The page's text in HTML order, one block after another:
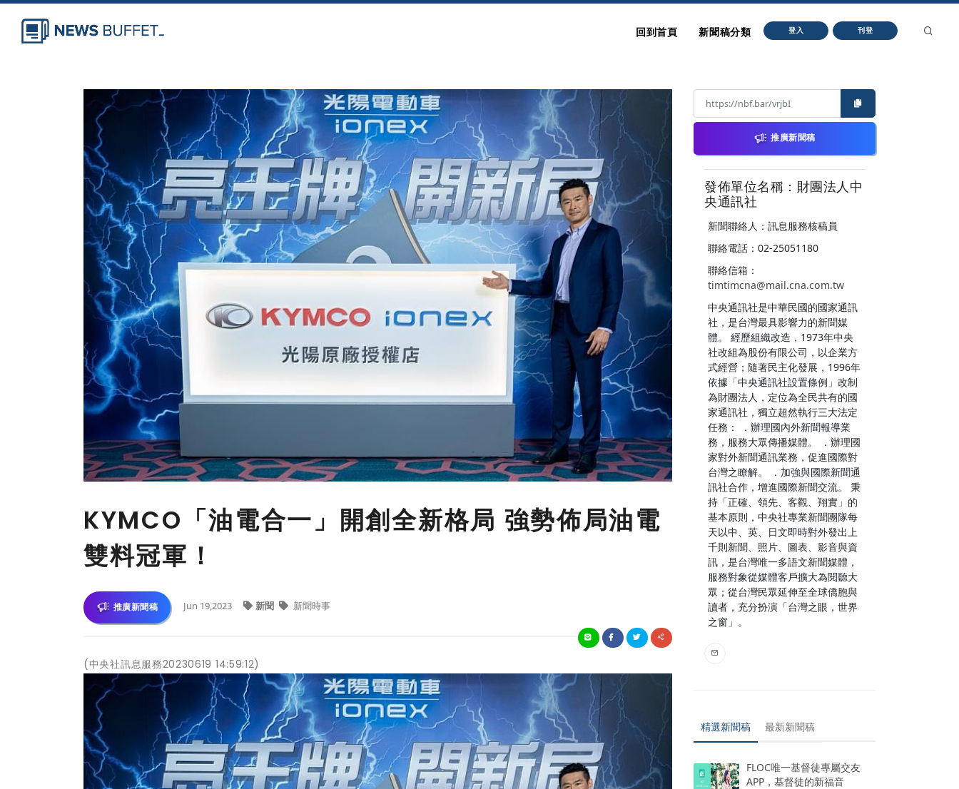
回到首頁 新聞稿分類 登入 刊登
KYMCO「油電合一」開創全新格局 強勢佈局油電
雙料冠軍！
推廣新聞稿 Jun 19,2023 新聞 新聞時事
(中央社訊息服務20230619 14:59:12)
推廣新聞稿
發佈單位名稱：財團法人中
央通訊社
新聞聯絡人：訊息服務核稿員
聯絡電話：02-25051180
聯絡信箱：
timtimcna@mail.cna.com.tw
中央通訊社是中華民國的國家通訊
社，是台灣最具影響力的新聞媒
體。 經歷組織改造，1973年中央
社改組為股份有限公司，以企業方
式經營；隨著民主化發展，1996年
依據「中央通訊社設置條例」改制
為財團法人，定位為全民共有的國
家通訊社，獨立超然執行三大法定
任務： ．辦理國內外新聞報導業
務，服務大眾傳播媒體。 ．辦理國
家對外新聞通訊業務，促進國際對
台灣之瞭解。 ．加強與國際新聞通
訊社合作，增進國際新聞交流。 秉
持「正確、領先、客觀、翔實」的
基本原則，中央社專業新聞團隊每
天以中、英、日文即時對外發出上
千則新聞、照片、圖表、影音與資
訊，是台灣唯一多語文新聞媒體，
服務對象從媒體客戶擴大為閱聽大
眾；從台灣民眾延伸至全球僑胞與
讀者，充分扮演「台灣之眼，世界
之窗」。
精選新聞稿 最新新聞稿
FLOC唯一基督徒專屬交友
APP，基督徒的新福音